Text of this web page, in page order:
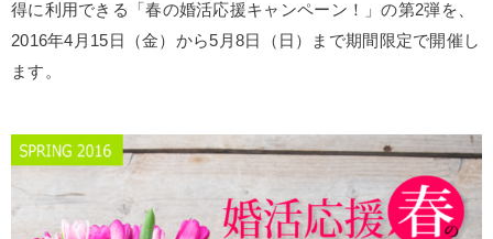
得に利用できる「春の婚活応援キャンペーン！」の第2弾を、
2016年4月15日（金）から5月8日（日）まで期間限定で開催し
ます。